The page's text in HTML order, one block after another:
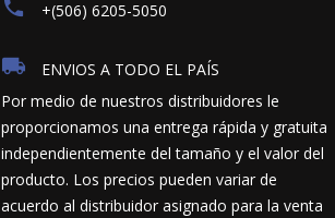
+(506) 6205-5050
ENVIOS A TODO EL PAÍS
Por medio de nuestros distribuidores le
proporcionamos una entrega rápida y gratuita
independientemente del tamaño y el valor del
producto. Los precios pueden variar de
acuerdo al distribuidor asignado para la venta